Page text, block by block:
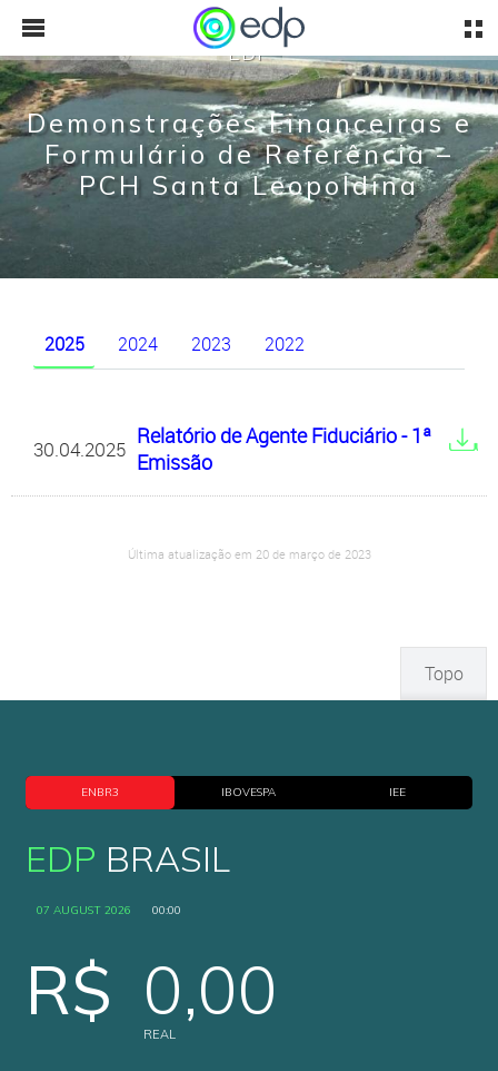
Demonstrações Financeiras e
Formulário de Referência –
PCH Santa Leopoldina
EDP
2025 2024 2023 2022
30.04.2025 Relatório de Agente Fiduciário - 1ª
Emissão
Última atualização em 20 de março de 2023
Topo
ENBR3 IBOVESPA IEE
EDP BRASIL
07 AUGUST 2026 00:00
R$ 0,00
REAL